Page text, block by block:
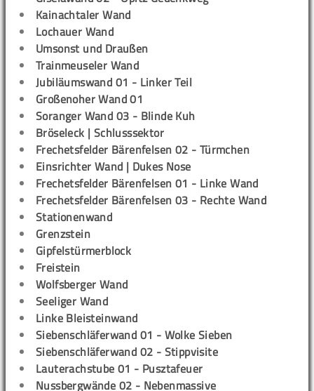
Kainachtaler Wand
Lochauer Wand
Umsonst und Draußen
Trainmeuseler Wand
Jubiläumswand 01 - Linker Teil
Großenoher Wand 01
Soranger Wand 03 - Blinde Kuh
Bröseleck | Schlusssektor
Frechetsfelder Bärenfelsen 02 - Türmchen
Einsrichter Wand | Dukes Nose
Frechetsfelder Bärenfelsen 01 - Linke Wand
Frechetsfelder Bärenfelsen 03 - Rechte Wand
Stationenwand
Grenzstein
Gipfelstürmerblock
Freistein
Wolfsberger Wand
Seeliger Wand
Linke Bleisteinwand
Siebenschläferwand 01 - Wolke Sieben
Siebenschläferwand 02 - Stippvisite
Lauterachstube 01 - Pusztafeuer
Nussbergwände 02 - Nebenmassive